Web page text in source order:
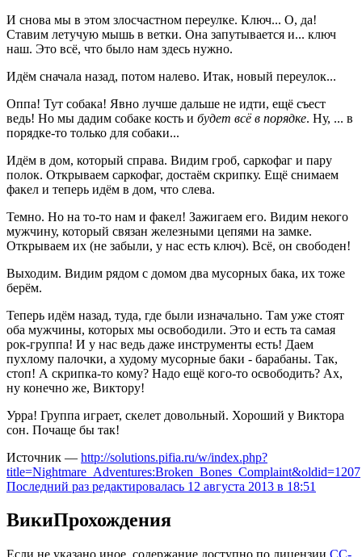
И снова мы в этом злосчастном переулке. Ключ... О, да!
Ставим летучую мышь в ветки. Она запутывается и... ключ
наш. Это всё, что было нам здесь нужно.
Идём сначала назад, потом налево. Итак, новый переулок...
Оппа! Тут собака! Явно лучше дальше не идти, ещё съест
ведь! Но мы дадим собаке кость и будет всё в порядке. Ну, ... в
порядке-то только для собаки...
Идём в дом, который справа. Видим гроб, саркофаг и пару
полок. Открываем саркофаг, достаём скрипку. Ещё снимаем
факел и теперь идём в дом, что слева.
Темно. Но на то-то нам и факел! Зажигаем его. Видим некого
мужчину, который связан железными цепями на замке.
Открываем их (не забыли, у нас есть ключ). Всё, он свободен!
Выходим. Видим рядом с домом два мусорных бака, их тоже
берём.
Теперь идём назад, туда, где были изначально. Там уже стоят
оба мужчины, которых мы освободили. Это и есть та самая
рок-группа! И у нас ведь даже инструменты есть! Даем
пухлому палочки, а худому мусорные баки - барабаны. Так,
стоп! А скрипка-то кому? Надо ещё кого-то освободить? Ах,
ну конечно же, Виктору!
Урра! Группа играет, скелет довольный. Хороший у Виктора
сон. Почаще бы так!
Источник — http://solutions.pifia.ru/w/index.php?
title=Nightmare_Adventures:Broken_Bones_Complaint&oldid=1207
Последний раз редактировалась 12 августа 2013 в 18:51
ВикиПрохождения